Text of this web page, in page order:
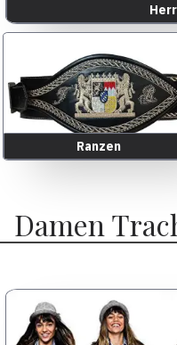
Ranzen
Damen